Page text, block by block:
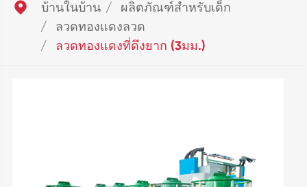
 บ้านในบ้าน
ผลิตภัณฑ์สำหรับเด็ก
ลวดทองแดงลวด
ลวดทองแดงที่ดึงยาก (3มม.)